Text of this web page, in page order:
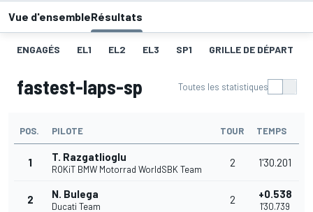
Vue d'ensembleRésultats
ENGAGÉS EL1 EL2 EL3 SP1 GRILLE DE DÉPART
fastest-laps-sp Toutes les statistiques
POS. PILOTE TOUR TEMPS
1 T. Razgatlioglu
ROKiT BMW Motorrad WorldSBK Team
2 1'30.201
2 N. Bulega
Ducati Team
2 +0.538
1'30.739